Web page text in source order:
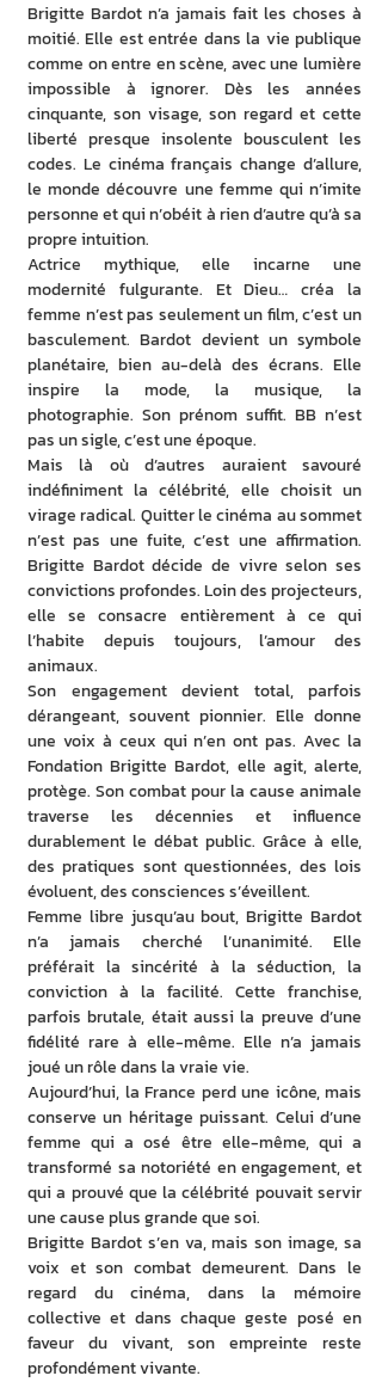
Brigitte Bardot n’a jamais fait les choses à
moitié. Elle est entrée dans la vie publique
comme on entre en scène, avec une lumière
impossible à ignorer. Dès les années
cinquante, son visage, son regard et cette
liberté presque insolente bousculent les
codes. Le cinéma français change d’allure,
le monde découvre une femme qui n’imite
personne et qui n’obéit à rien d’autre qu’à sa
propre intuition.
Actrice mythique, elle incarne une
modernité fulgurante. Et Dieu… créa la
femme n’est pas seulement un film, c’est un
basculement. Bardot devient un symbole
planétaire, bien au-delà des écrans. Elle
inspire la mode, la musique, la
photographie. Son prénom suffit. BB n’est
pas un sigle, c’est une époque.
Mais là où d’autres auraient savouré
indéfiniment la célébrité, elle choisit un
virage radical. Quitter le cinéma au sommet
n’est pas une fuite, c’est une affirmation.
Brigitte Bardot décide de vivre selon ses
convictions profondes. Loin des projecteurs,
elle se consacre entièrement à ce qui
l’habite depuis toujours, l’amour des
animaux.
Son engagement devient total, parfois
dérangeant, souvent pionnier. Elle donne
une voix à ceux qui n’en ont pas. Avec la
Fondation Brigitte Bardot, elle agit, alerte,
protège. Son combat pour la cause animale
traverse les décennies et influence
durablement le débat public. Grâce à elle,
des pratiques sont questionnées, des lois
évoluent, des consciences s’éveillent.
Femme libre jusqu’au bout, Brigitte Bardot
n’a jamais cherché l’unanimité. Elle
préférait la sincérité à la séduction, la
conviction à la facilité. Cette franchise,
parfois brutale, était aussi la preuve d’une
fidélité rare à elle-même. Elle n’a jamais
joué un rôle dans la vraie vie.
Aujourd’hui, la France perd une icône, mais
conserve un héritage puissant. Celui d’une
femme qui a osé être elle-même, qui a
transformé sa notoriété en engagement, et
qui a prouvé que la célébrité pouvait servir
une cause plus grande que soi.
Brigitte Bardot s’en va, mais son image, sa
voix et son combat demeurent. Dans le
regard du cinéma, dans la mémoire
collective et dans chaque geste posé en
faveur du vivant, son empreinte reste
profondément vivante.